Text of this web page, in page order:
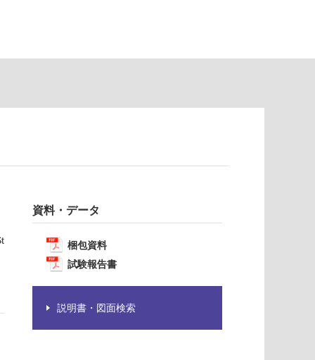
資料・データ
梱包資料
試験報告書
説明書・図面検索